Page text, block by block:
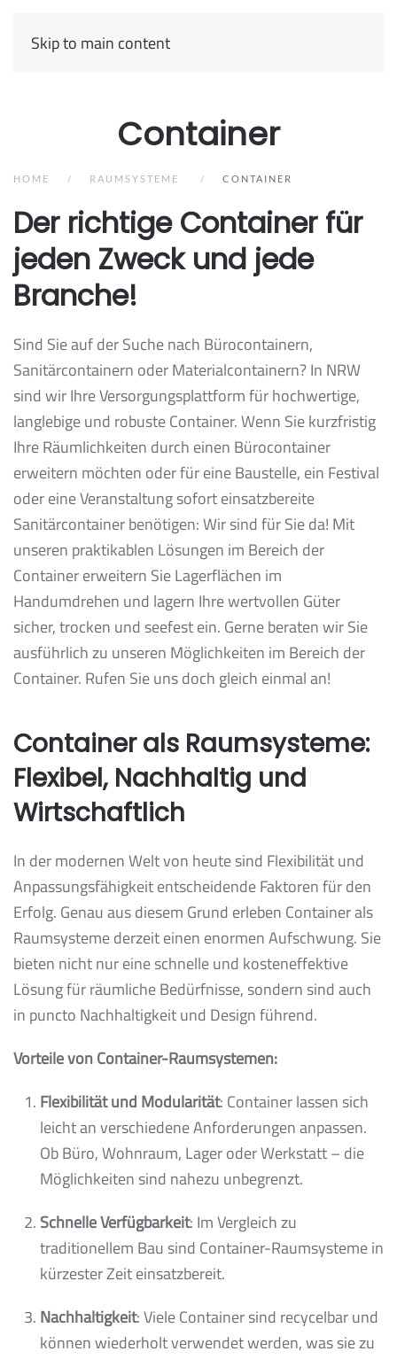
Skip to main content
Container
HOME RAUMSYSTEME CONTAINER
Der richtige Container für
jeden Zweck und jede
Branche!
Sind Sie auf der Suche nach Bürocontainern,
Sanitärcontainern oder Materialcontainern? In NRW
sind wir Ihre Versorgungsplattform für hochwertige,
langlebige und robuste Container. Wenn Sie kurzfristig
Ihre Räumlichkeiten durch einen Bürocontainer
erweitern möchten oder für eine Baustelle, ein Festival
oder eine Veranstaltung sofort einsatzbereite
Sanitärcontainer benötigen: Wir sind für Sie da! Mit
unseren praktikablen Lösungen im Bereich der
Container erweitern Sie Lagerflächen im
Handumdrehen und lagern Ihre wertvollen Güter
sicher, trocken und seefest ein. Gerne beraten wir Sie
ausführlich zu unseren Möglichkeiten im Bereich der
Container. Rufen Sie uns doch gleich einmal an!
Container als Raumsysteme:
Flexibel, Nachhaltig und
Wirtschaftlich
In der modernen Welt von heute sind Flexibilität und
Anpassungsfähigkeit entscheidende Faktoren für den
Erfolg. Genau aus diesem Grund erleben Container als
Raumsysteme derzeit einen enormen Aufschwung. Sie
bieten nicht nur eine schnelle und kosteneffektive
Lösung für räumliche Bedürfnisse, sondern sind auch
in puncto Nachhaltigkeit und Design führend.
Vorteile von Container-Raumsystemen:
Flexibilität und Modularität: Container lassen sich
leicht an verschiedene Anforderungen anpassen.
Ob Büro, Wohnraum, Lager oder Werkstatt – die
Möglichkeiten sind nahezu unbegrenzt.
Schnelle Verfügbarkeit: Im Vergleich zu
traditionellem Bau sind Container-Raumsysteme in
kürzester Zeit einsatzbereit.
Nachhaltigkeit: Viele Container sind recycelbar und
können wiederholt verwendet werden, was sie zu